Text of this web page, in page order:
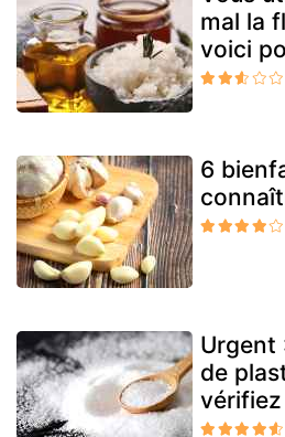
mal la
voici
6
Urgent
de